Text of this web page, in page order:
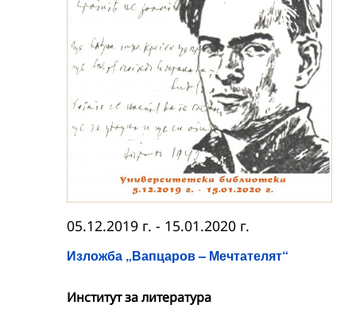
Изложба „Вапцаров – Мечтателят“
05.12.2019 г. - 15.01.2020 г.
Институт за литература